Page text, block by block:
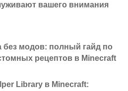
вашего внимания
без модов: полный гайд по
рецептов в Minecraft
Library в Minecraft: